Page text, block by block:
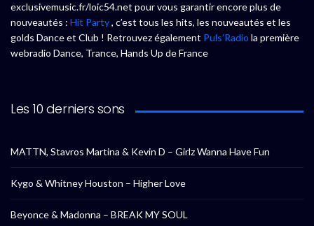
exclusivemusic.fr/loic54.net pour vous garantir encore plus de
nouveautés : Hit Party, c’est tous les hits, les nouveautés et les
golds Dance et Club ! Retrouvez également Puls’Radio la première
webradio Dance, Trance, Hands Up de France
Les 10 derniers sons
MATTN, Stavros Martina & Kevin D – Girlz Wanna Have Fun
Kygo & Whitney Houston – Higher Love
Beyonce & Madonna – BREAK MY SOUL